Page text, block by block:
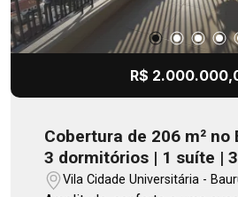
R$
Cobertura de 206 m² no
3 dormitórios | 1 suíte |
Vila Cidade Universitária -